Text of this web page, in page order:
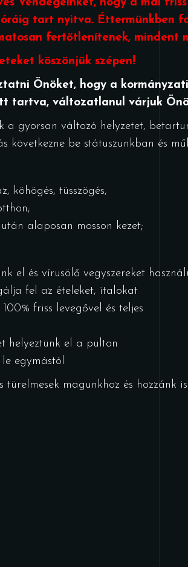
Vendégeinket, hogy a mai
óráig tart nyitva. Éttermünkben
fertőtlenítenek, mindent
köszönjük szépen!
Önöket, hogy a
tartva, változatlanul várjuk
a gyorsan változó helyzetet,
következne be státuszunkban és
köhögés, tüsszögés,
alaposan mosson kezet;
el és vírusölő vegyszereket
fel az ételeket, italokat
friss levegővel és teljes
helyeztünk el a pulton
egymástól
türelmesek magunkhoz és hozzánk